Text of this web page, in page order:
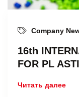
Company
16th
FOR PL
Читать далее